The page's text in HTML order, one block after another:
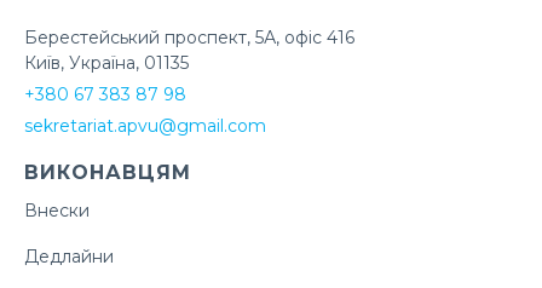
Берестейський проспект, 5А, офіс 416
Київ, Україна, 01135
+380 67 383 87 98
sekretariat.apvu@gmail.com
ВИКОНАВЦЯМ
Внески
Дедлайни